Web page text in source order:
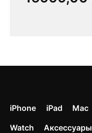
iPhone iPad Mac
Watch
Аксессуары